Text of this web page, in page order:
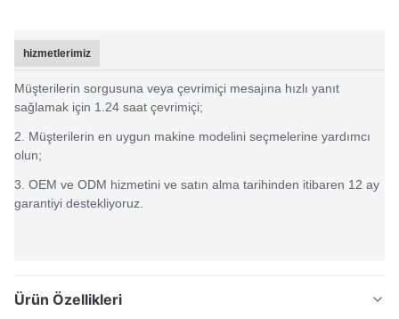
hizmetlerimiz
Müşterilerin sorgusuna veya çevrimiçi mesajına hızlı yanıt
sağlamak için 1.24 saat çevrimiçi;
2. Müşterilerin en uygun makine modelini seçmelerine yardımcı
olun;
3. OEM ve ODM hizmetini ve satın alma tarihinden itibaren 12 ay
garantiyi destekliyoruz.
Ürün Özellikleri